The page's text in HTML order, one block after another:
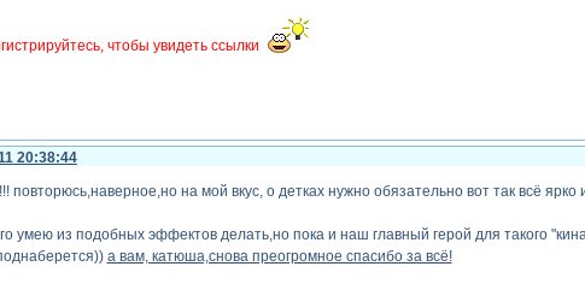
чтобы увидеть ссылки
20:38:44
повторюсь,наверное,но на мой вкус, о детках нужно обязательно вот так всё
умею из подобных эффектов делать,но пока и наш главный герой для такого
а вам, катюша,снова преогромное спасибо за всё!